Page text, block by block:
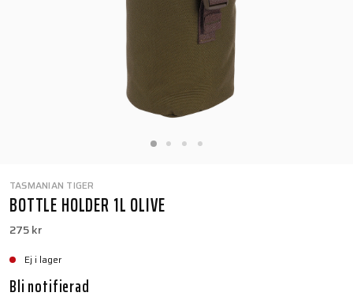
TASMANIAN TIGER
BOTTLE HOLDER 1L OLIVE
275 kr
Ej i lager
Bli notifierad